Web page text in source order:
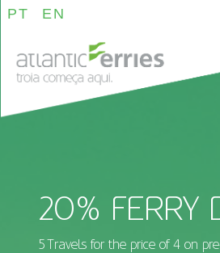
PT EN
20% FERRY
5 Travels for the price of 4 on